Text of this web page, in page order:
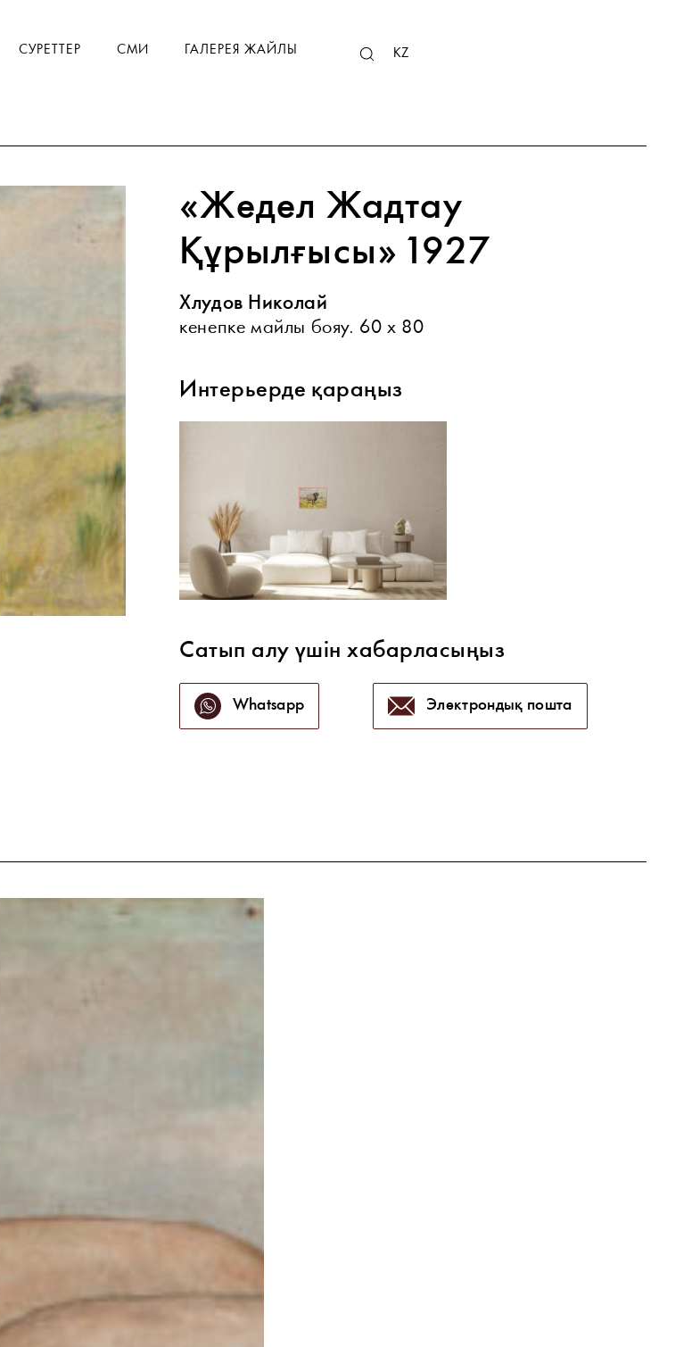
СУРЕТТЕР СМИ ГАЛЕРЕЯ ЖАЙЛЫ KZ
EN
«Жедел Жадтау
Құрылғысы» 1927
Хлудов Николай
кенепке майлы бояу. 60 х 80
Интерьерде қараңыз
Сатып алу үшін хабарласыңыз
Whatsapp Электрондық пошта